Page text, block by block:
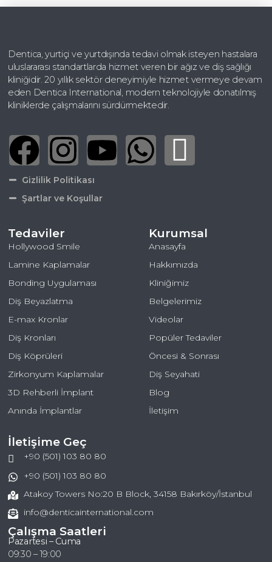
Dentica, yurtiçi ve yurtdışında tedavi olmak isteyen hastalara
uluslararası standartlarda hizmet veren bir ağız ve diş sağlığı
kliniğidir. 20 yıllık sektör deneyimiyle hizmet vermeye devam
eden Dentica International, modern teknolojiyle donatılmış
kliniklerde çalışmalarını sürdürmektedir.
Gizlilik Politikası
Şartlar ve Koşullar
Tedaviler
Hollywood Smile
Lamine Kaplamalar
Bonding Uygulaması
Diş Beyazlatma
E-max Kronlar
Diş Kronları
Diş Köprüleri
Zirkonyum Kaplamalar
3D Rehberli İmplant
Anında İmplantlar
Kurumsal
Anasayfa
Hakkımızda
Kliniğimiz
Belgelerimiz
Videolar
Popüler Tedaviler
Öncesi & Sonrası
Diş Seyahati
Blog
İletişim
İletişime Geç
+90 (501) 103 80 80
+90 (501) 103 80 80
Atakoy Towers No:20 B Block, 34158 Bakırköy/İstanbul
info@denticainternational.com
Çalışma Saatleri
Pazartesi – Cuma
09:30 – 19:00